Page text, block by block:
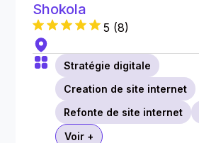
Shokola
5 (8)
Stratégie digitale
Creation de site internet
Refonte de site internet
Voir +